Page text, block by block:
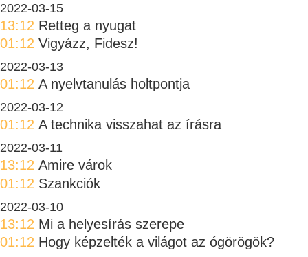
2022-03-15
13:12 Retteg a nyugat
01:12 Vigyázz, Fidesz!
2022-03-13
01:12 A nyelvtanulás holtpontja
2022-03-12
01:12 A technika visszahat az írásra
2022-03-11
13:12 Amire várok
01:12 Szankciók
2022-03-10
13:12 Mi a helyesírás szerepe
01:12 Hogy képzelték a világot az ógörögök?